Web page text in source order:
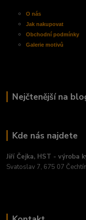
O nás
Jak nakupovat
Obchodnípodmínky
Galerie motivů
Nejčtenější na
Kde nás najdete
Jiří Čejka, HST - výroba
Svatoslav 7, 675 07 Čechtín